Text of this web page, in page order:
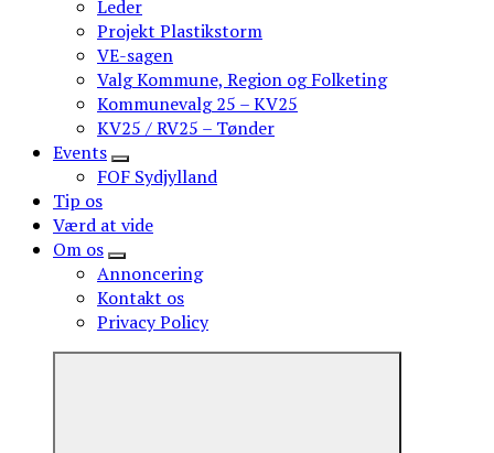
Leder
Projekt Plastikstorm
VE-sagen
Valg Kommune, Region og Folketing
Kommunevalg 25 – KV25
KV25 / RV25 – Tønder
Events
FOF Sydjylland
Tip os
Værd at vide
Om os
Annoncering
Kontakt os
Privacy Policy